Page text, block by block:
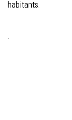
habitants.
.